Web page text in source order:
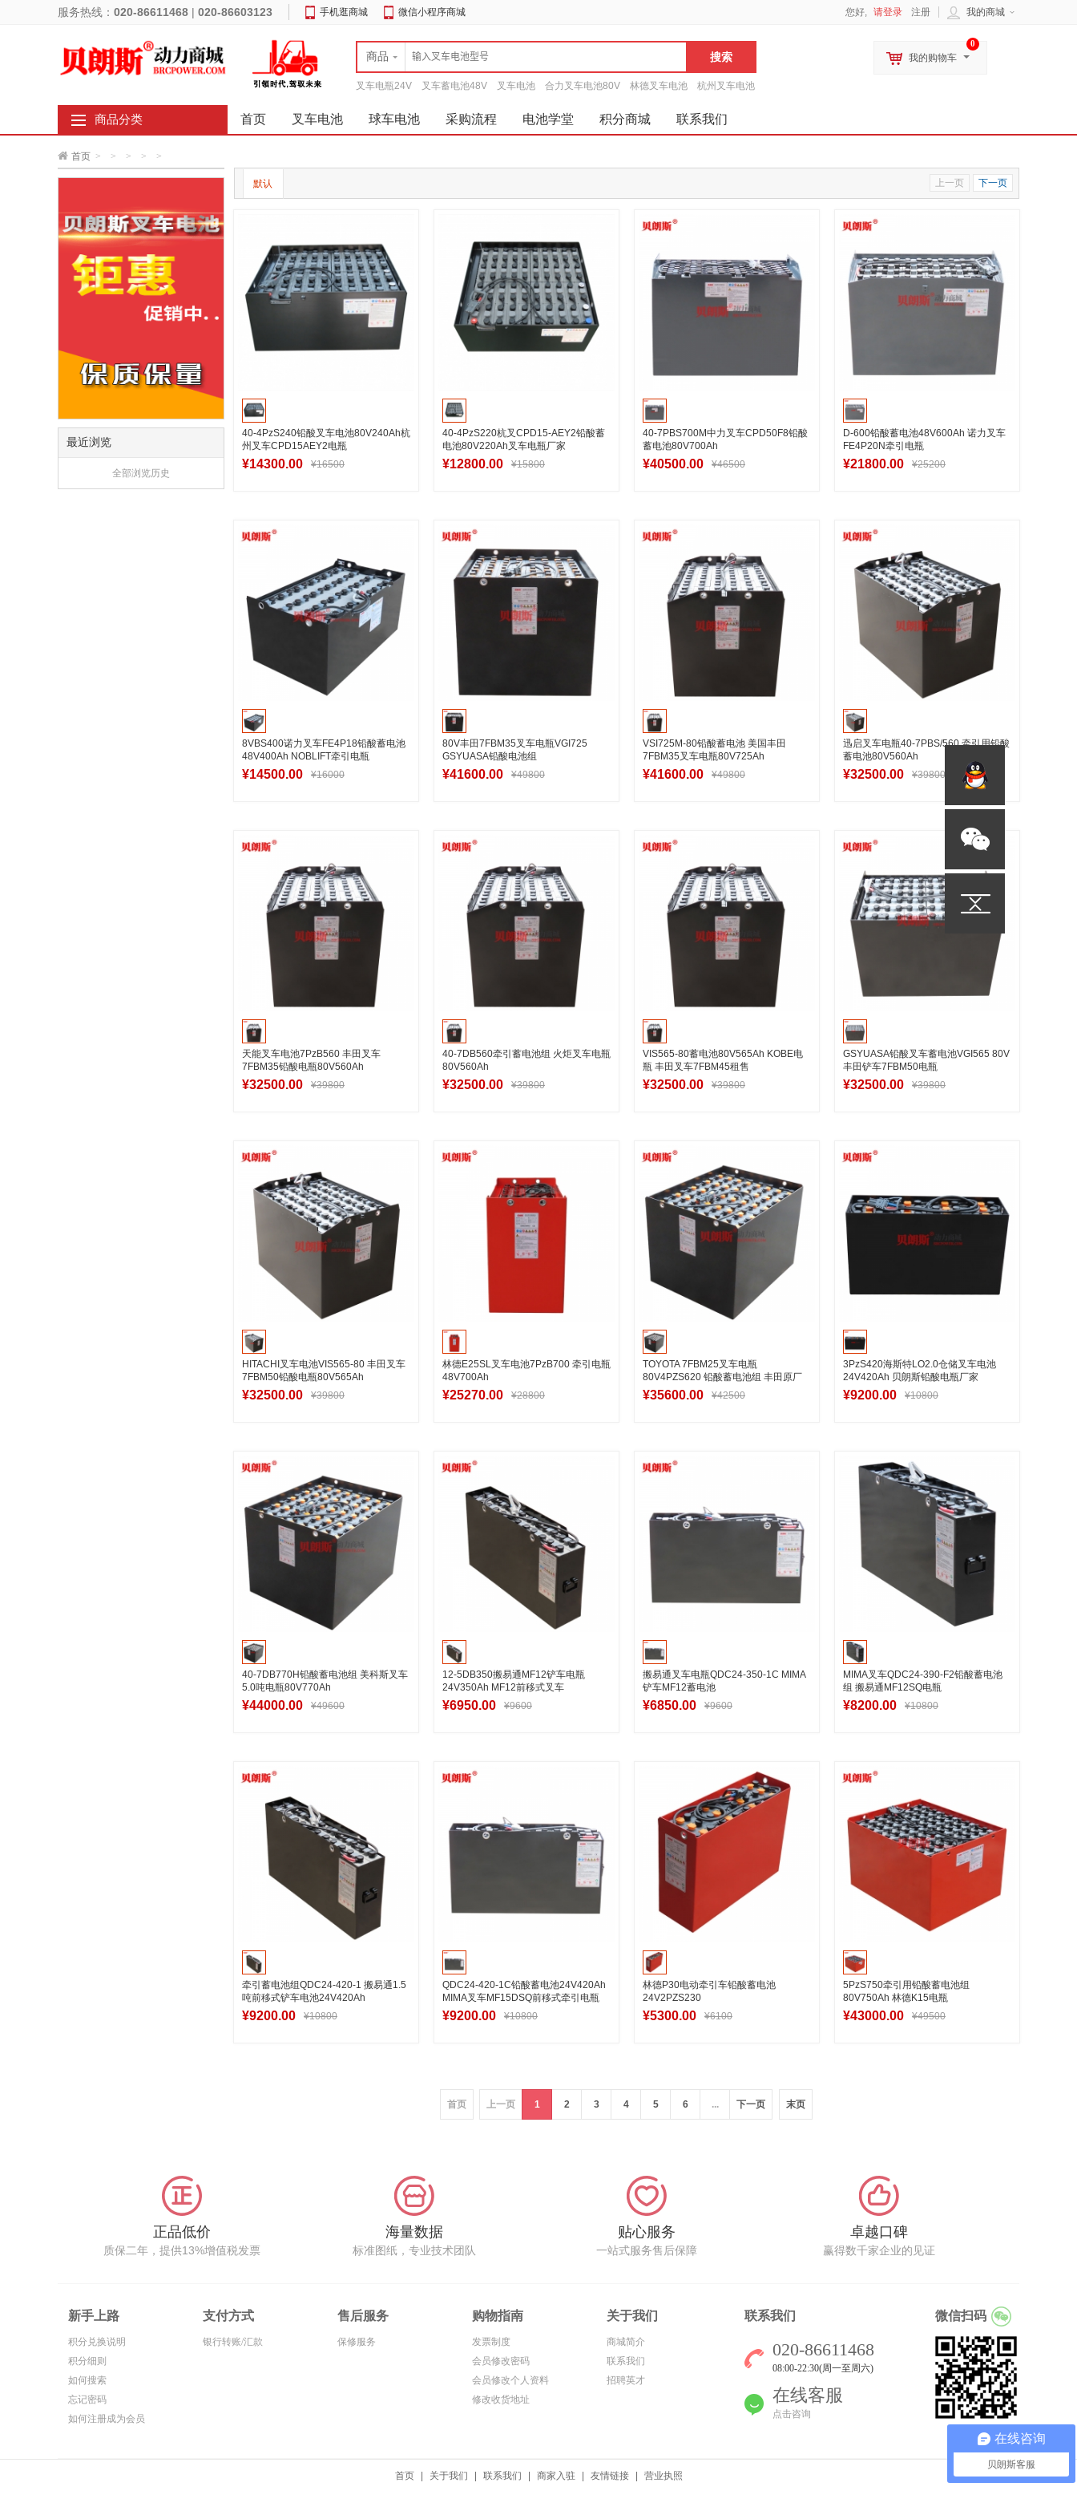
服务热线： 020-86611468 | 020-86603123 手机逛商城 微信小程序商城 我的商城
您好, 请登录 注册
商品
叉车电瓶24V 叉车蓄电池48V 叉车电池 合力叉车电池80V 林德叉车电池 杭州叉车电池
0
我的购物车
商品分类 首页 叉车电池 球车电池 采购流程 电池学堂 积分商城 联系我们
首页 > > > > >
最近浏览
全部浏览历史
上一页 下一页
默认
40-4PzS240铅酸叉车电池80V240Ah杭
州叉车CPD15AEY2电瓶
¥14300.00 ¥16500
40-4PzS220杭叉CPD15-AEY2铅酸蓄
电池80V220Ah叉车电瓶厂家
¥12800.00 ¥15800
40-7PBS700M中力叉车CPD50F8铅酸
蓄电池80V700Ah
¥40500.00 ¥46500
D-600铅酸蓄电池48V600Ah 诺力叉车
FE4P20N牵引电瓶
¥21800.00 ¥25200
8VBS400诺力叉车FE4P18铅酸蓄电池
48V400Ah NOBLIFT牵引电瓶
¥14500.00 ¥16000
80V丰田7FBM35叉车电瓶VGI725
GSYUASA铅酸电池组
¥41600.00 ¥49800
VSI725M-80铅酸蓄电池 美国丰田
7FBM35叉车电瓶80V725Ah
¥41600.00 ¥49800
迅启叉车电瓶40-7PBS/560 牵引用铅酸
蓄电池80V560Ah
¥32500.00 ¥39800
加入购物车
天能叉车电池7PzB560 丰田叉车
7FBM35铅酸电瓶80V560Ah
¥32500.00 ¥39800
40-7DB560牵引蓄电池组 火炬叉车电瓶
80V560Ah
¥32500.00 ¥39800
VIS565-80蓄电池80V565Ah KOBE电
瓶 丰田叉车7FBM45租售
¥32500.00 ¥39800
GSYUASA铅酸叉车蓄电池VGI565 80V
丰田铲车7FBM50电瓶
¥32500.00 ¥39800
HITACHI叉车电池VIS565-80 丰田叉车
7FBM50铅酸电瓶80V565Ah
¥32500.00 ¥39800
林德E25SL叉车电池7PzB700 牵引电瓶
48V700Ah
¥25270.00 ¥28800
TOYOTA 7FBM25叉车电瓶
80V4PZS620 铅酸蓄电池组 丰田原厂
¥35600.00 ¥42500
3PzS420海斯特LO2.0仓储叉车电池
24V420Ah 贝朗斯铅酸电瓶厂家
¥9200.00 ¥10800
40-7DB770H铅酸蓄电池组 美科斯叉车
5.0吨电瓶80V770Ah
¥44000.00 ¥49600
12-5DB350搬易通MF12铲车电瓶
24V350Ah MF12前移式叉车
¥6950.00 ¥9600
搬易通叉车电瓶QDC24-350-1C MIMA
铲车MF12蓄电池
¥6850.00 ¥9600
MIMA叉车QDC24-390-F2铅酸蓄电池
组 搬易通MF12SQ电瓶
¥8200.00 ¥10800
牵引蓄电池组QDC24-420-1 搬易通1.5
吨前移式铲车电池24V420Ah
¥9200.00 ¥10800
QDC24-420-1C铅酸蓄电池24V420Ah
MIMA叉车MF15DSQ前移式牵引电瓶
¥9200.00 ¥10800
林德P30电动牵引车铅酸蓄电池
24V2PZS230
¥5300.00 ¥6100
5PzS750牵引用铅酸蓄电池组
80V750Ah 林德K15电瓶
¥43000.00 ¥49500
首页 上一页 1 2 3 4 5 6 ... 下一页 末页
正品低价
质保二年，提供13%增值税发票
海量数据
标准图纸，专业技术团队
贴心服务
一站式服务售后保障
卓越口碑
赢得数千家企业的见证
新手上路
积分兑换说明
积分细则
如何搜索
忘记密码
如何注册成为会员
支付方式
银行转账/汇款
售后服务
保修服务
购物指南
发票制度
会员修改密码
会员修改个人资料
修改收货地址
关于我们
商城简介
联系我们
招聘英才
联系我们
020-86611468
08:00-22:30(周一至周六)
在线客服
点击咨询
微信扫码
首页| 关于我们 联系我们 商家入驻 友情链接| 营业执照
在线咨询
贝朗斯客服